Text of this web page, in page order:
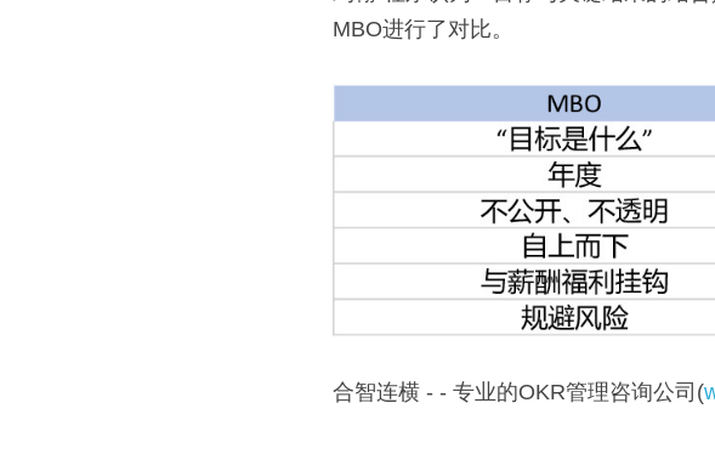
MBO进行了对比。
合智连横 - - 专业的OKR管理咨询公司(